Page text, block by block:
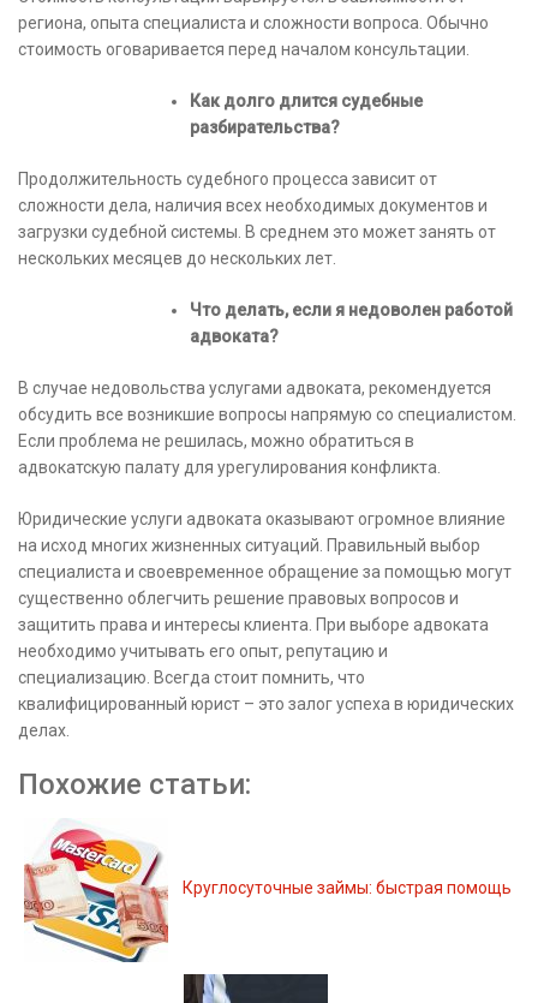
региона, опыта специалиста и сложности вопроса. Обычно
стоимость оговаривается перед началом консультации.
Как долго длится судебные
разбирательства?
Продолжительность судебного процесса зависит от
сложности дела, наличия всех необходимых документов и
загрузки судебной системы. В среднем это может занять от
нескольких месяцев до нескольких лет.
Что делать, если я недоволен работой
адвоката?
В случае недовольства услугами адвоката, рекомендуется
обсудить все возникшие вопросы напрямую со специалистом.
Если проблема не решилась, можно обратиться в
адвокатскую палату для урегулирования конфликта.
Юридические услуги адвоката оказывают огромное влияние
на исход многих жизненных ситуаций. Правильный выбор
специалиста и своевременное обращение за помощью могут
существенно облегчить решение правовых вопросов и
защитить права и интересы клиента. При выборе адвоката
необходимо учитывать его опыт, репутацию и
специализацию. Всегда стоит помнить, что
квалифицированный юрист – это залог успеха в юридических
делах.
Похожие статьи:
Круглосуточные займы: быстрая помощь